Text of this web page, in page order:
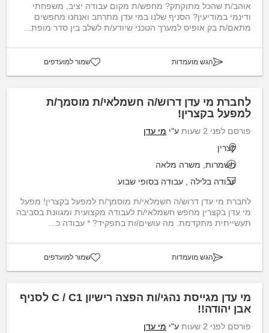
אוהב/ת שהכל מתוקתק? מחפש/ת מקום עבודה יציב, משפחתי
ודינמי במודיעין? הסניף שלנו במי עדן מתרחב ואנחנו מחפשים
מתאם/ת בק אופיס למערך הטכני שיודע/ת לשלב בין סדר מופת...
הגש מועמדות שמור למועדפים
לחברת מי עדן דרוש/ה חשמלאי/ת מוסמך/ת
למפעל בקצרין!
פורסם לפני 2 שעות ע"י מי עדן
קצרין
משמרות, משרה מלאה
עבודה בלילה
עבודה בסופי שבוע
לחברת מי עדן דרוש/ה חשמלאי/ת מוסמך/ת למפעל בקצרין! מפעל
מי עדן בקצרין מחפש חשמלאי/ת לעבודה מקצועית ומגוונת בסביבה
תעשייתית מתקדמת. מה עושים/ות בתפקיד? * עבודה כ...
הגש מועמדות שמור למועדפים
מי עדן מגייסת נהגי/ות הפצה רישיון C / C1 לסניף
אבן יהודה!!
פורסם לפני 2 שעות ע"י מי עדן